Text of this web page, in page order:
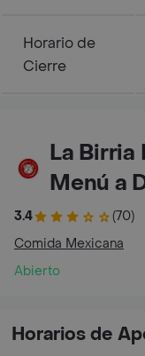
Horario de
Cierre
La Birria
Menú a
3.4
(70)
Comida Mexicana
Abierto
Horarios de